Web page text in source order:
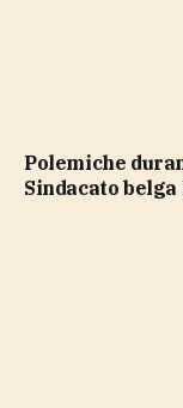
Polemiche durante la cerimonia a Marcinelle.
Sindacato